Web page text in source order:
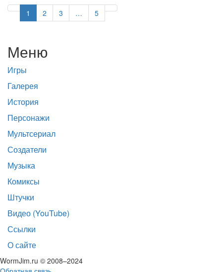
1 2 3 … 5
Меню
Игры
Галерея
История
Персонажи
Мультсериал
Создатели
Музыка
Комиксы
Штучки
Видео (YouTube)
Ссылки
О сайте
WormJim.ru © 2008–2024